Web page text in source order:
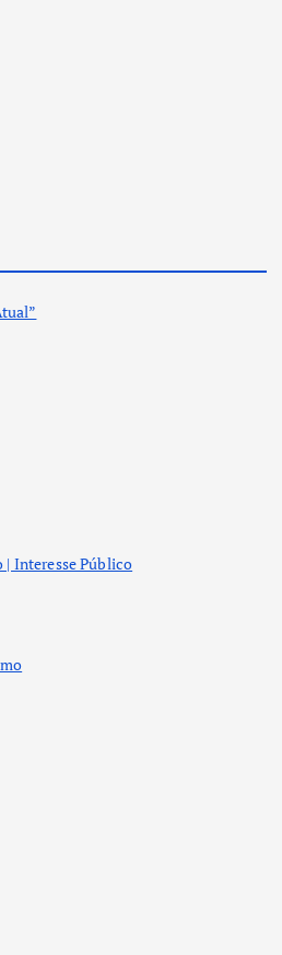
| Interesse Público